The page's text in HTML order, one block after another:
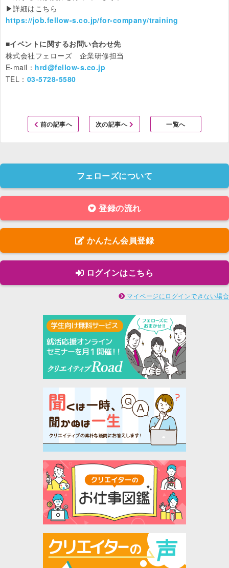
https://job.fellow-s.co.jp/for-company/training
■イベントに関するお問い合わせ先
株式会社フェローズ　企業研修担当
E-mail： hrd@fellow-s.co.jp
TEL： 03-5728-5580
前の記事へ 次の記事へ 一覧へ
フェローズについて
登録の流れ
かんたん会員登録
ログインはこちら
マイページにログインできない場合